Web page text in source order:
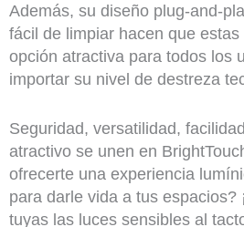
Además, su diseño plug-and-
fácil de limpiar hacen que
opción atractiva para todos los
importar su nivel de destreza
Seguridad, versatilidad,
atractivo se unen en
ofrecerte una experiencia
para darle vida a tus espacios?
tuyas las luces sensibles al